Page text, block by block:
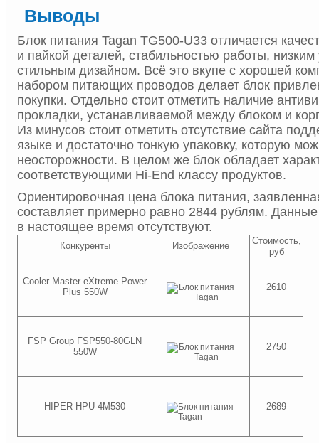
Выводы
Блок питания Tagan TG500-U33 отличается
и пайкой деталей, стабильностью работы,
стильным дизайном. Всё это вкупе с хорошей
набором питающих проводов делает блок
покупки. Отдельно стоит отметить наличие
прокладки, устанавливаемой между блоком и
Из минусов стоит отметить отсутствие сайта
языке и достаточно тонкую упаковку, которую
неосторожности. В целом же блок обладает
соответствующими Hi-End классу продуктов.
Ориентировочная цена блока питания,
составляет примерно равно 2844 рублям.
в настоящее время отсутствуют.
Конкуренты Изображение
Стоимость,
руб
Cooler Master eXtreme Power
Plus 550W
2610
FSP Group FSP550-80GLN
550W
2750
HIPER HPU-4M530 2689